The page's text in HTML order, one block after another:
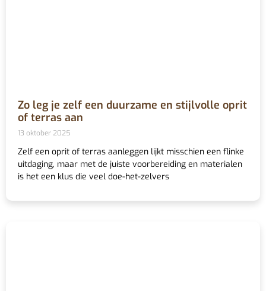
Zo leg je zelf een duurzame en stijlvolle oprit
of terras aan
13 oktober 2025
Zelf een oprit of terras aanleggen lijkt misschien een flinke
uitdaging, maar met de juiste voorbereiding en materialen
is het een klus die veel doe-het-zelvers